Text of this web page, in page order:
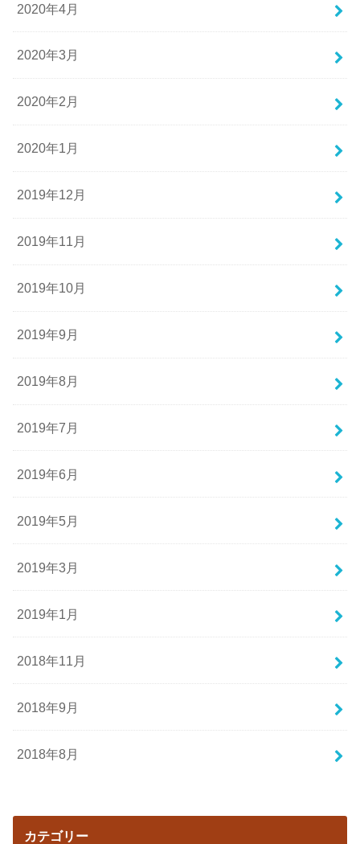
2020年4月
2020年3月
2020年2月
2020年1月
2019年12月
2019年11月
2019年10月
2019年9月
2019年8月
2019年7月
2019年6月
2019年5月
2019年3月
2019年1月
2018年11月
2018年9月
2018年8月
カテゴリー